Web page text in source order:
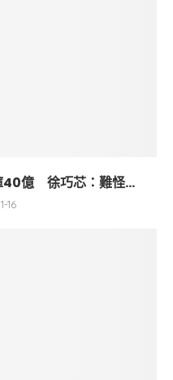
40億 徐巧芯：難怪...
16